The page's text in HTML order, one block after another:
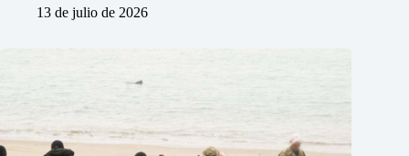
13 de julio de 2026